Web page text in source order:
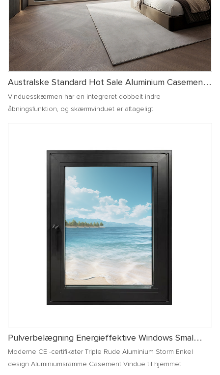
Australske Standard Hot Sale Aluminium Casement
Window Energibesparende Glaslydisoleret Hjem
Vindue
Vinduesskærmen har en integreret dobbelt indre
åbningsfunktion, og skærmvinduet er aftageligt
Pulverbelægning Energieffektive Windows Smal
Ramme Dobbelt Tempereret Glas Aluminium
Casement Windows And Doors
Moderne CE -certifikater Triple Rude Aluminium Storm Enkel
design Aluminiumsramme Casement Vindue til hjemmet